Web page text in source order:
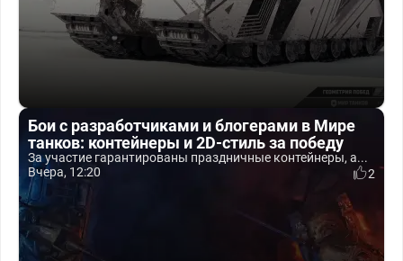
Бои с разработчиками и блогерами в Мире
танков: контейнеры и 2D-стиль за победу
За участие гарантированы праздничные контейнеры, а...
Вчера, 12:20
2